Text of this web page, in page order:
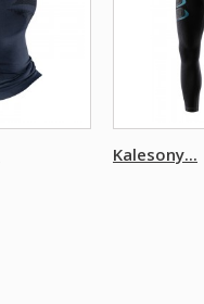
Kalesony...